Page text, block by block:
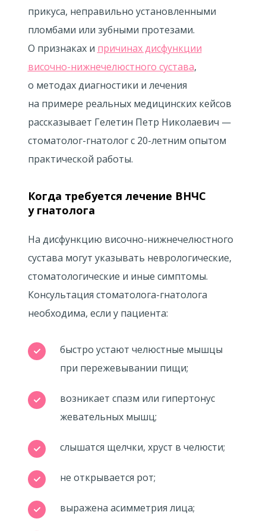
прикуса, неправильно установленными
пломбами или зубными протезами.
О признаках и причинах дисфункции
височно-нижнечелюстного сустава,
о методах диагностики и лечения
на примере реальных медицинских кейсов
рассказывает Гелетин Петр Николаевич —
стоматолог-гнатолог с 20-летним опытом
практической работы.
Когда требуется лечение ВНЧС
у гнатолога
На дисфункцию височно-нижнечелюстного
сустава могут указывать неврологические,
стоматологические и иные симптомы.
Консультация стоматолога-гнатолога
необходима, если у пациента:
быстро устают челюстные мышцы
при пережевывании пищи;
возникает спазм или гипертонус
жевательных мышц;
слышатся щелчки, хруст в челюсти;
не открывается рот;
выражена асимметрия лица;